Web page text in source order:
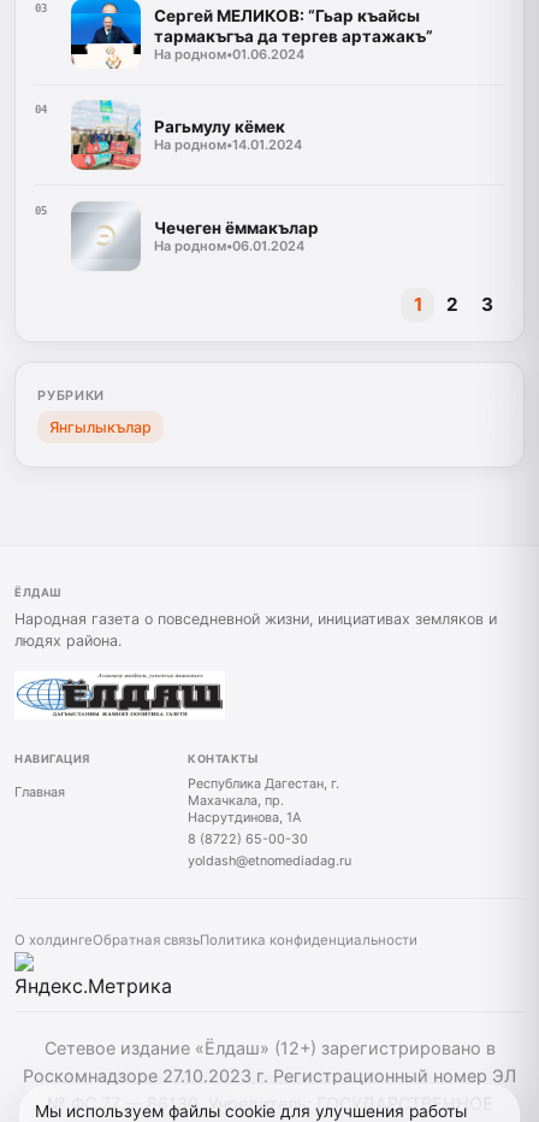
03
Сергей МЕЛИКОВ: “Гьар къайсы
тармакъгъа да тергев артажакъ”
На родном•01.06.2024
04
Рагьмулу кёмек
На родном•14.01.2024
05
Чечеген ёммакълар
На родном•06.01.2024
1 2 3
РУБРИКИ
Янгылыкълар
ЁЛДАШ
Народная газета о повседневной жизни, инициативах земляков и
людях района.
НАВИГАЦИЯ
Главная
КОНТАКТЫ
Республика Дагестан, г.
Махачкала, пр.
Насрутдинова, 1А
8 (8722) 65-00-30
yoldash@etnomediadag.ru
О холдингеОбратная связьПолитика конфиденциальности
Сетевое издание «Ёлдаш» (12+) зарегистрировано в
Роскомнадзоре 27.10.2023 г. Регистрационный номер ЭЛ
№ ФС 77 — 86130. Учредитель: ГОСУДАРСТВЕННОЕ
Мы используем файлы cookie для улучшения работы